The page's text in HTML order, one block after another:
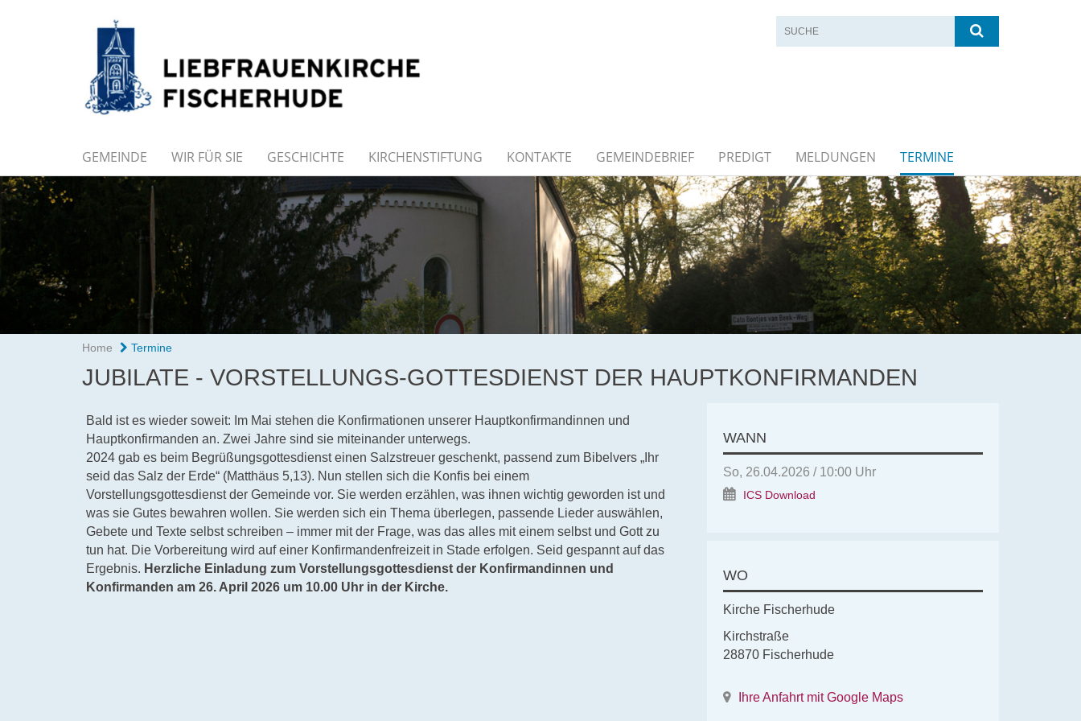
GEMEINDE WIR FÜR SIE GESCHICHTE KIRCHENSTIFTUNG KONTAKTE GEMEINDEBRIEF PREDIGT MELDUNGEN TERMINE
Home Termine
JUBILATE - VORSTELLUNGS-GOTTESDIENST DER HAUPTKONFIRMANDEN
Bald ist es wieder soweit: Im Mai stehen die Konfirmationen unserer Hauptkonfirmandinnen und
Hauptkonfirmanden an. Zwei Jahre sind sie miteinander unterwegs.
2024 gab es beim Begrüßungsgottesdienst einen Salzstreuer geschenkt, passend zum Bibelvers „Ihr
seid das Salz der Erde“ (Matthäus 5,13). Nun stellen sich die Konfis bei einem
Vorstellungsgottesdienst der Gemeinde vor. Sie werden erzählen, was ihnen wichtig geworden ist und
was sie Gutes bewahren wollen. Sie werden sich ein Thema überlegen, passende Lieder auswählen,
Gebete und Texte selbst schreiben – immer mit der Frage, was das alles mit einem selbst und Gott zu
tun hat. Die Vorbereitung wird auf einer Konfirmandenfreizeit in Stade erfolgen. Seid gespannt auf das
Ergebnis. Herzliche Einladung zum Vorstellungsgottesdienst der Konfirmandinnen und
Konfirmanden am 26. April 2026 um 10.00 Uhr in der Kirche.
WANN
So, 26.04.2026 / 10:00 Uhr
ICS Download
WO
Kirche Fischerhude
Kirchstraße
28870 Fischerhude
Ihre Anfahrt mit Google Maps